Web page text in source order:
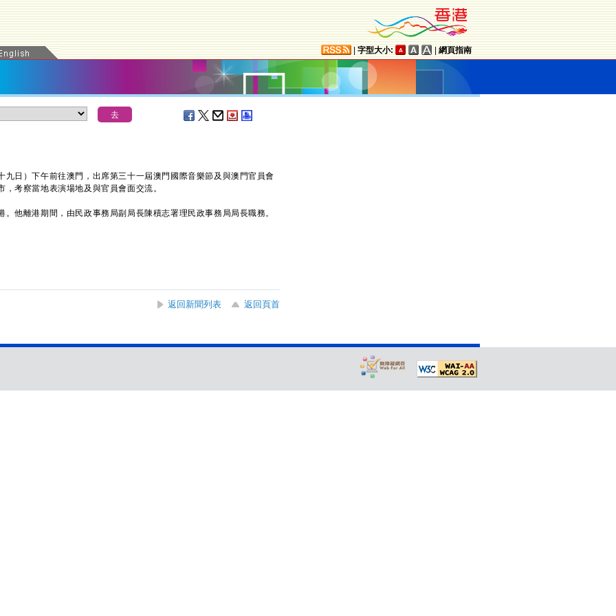
字型大小: 網頁指南
）下午前往澳門，出席第三十一屆澳門國際音樂節及與澳門官員會
考察當地表演場地及與官員會面交流。
離港期間，由民政事務局副局長陳積志署理民政事務局局長職務。
返回新聞列表 返回頁首